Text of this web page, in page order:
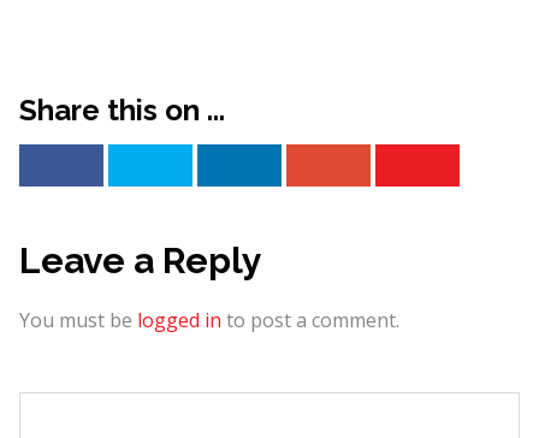
Share this on ...
Leave a Reply
You must be logged in to post a comment.